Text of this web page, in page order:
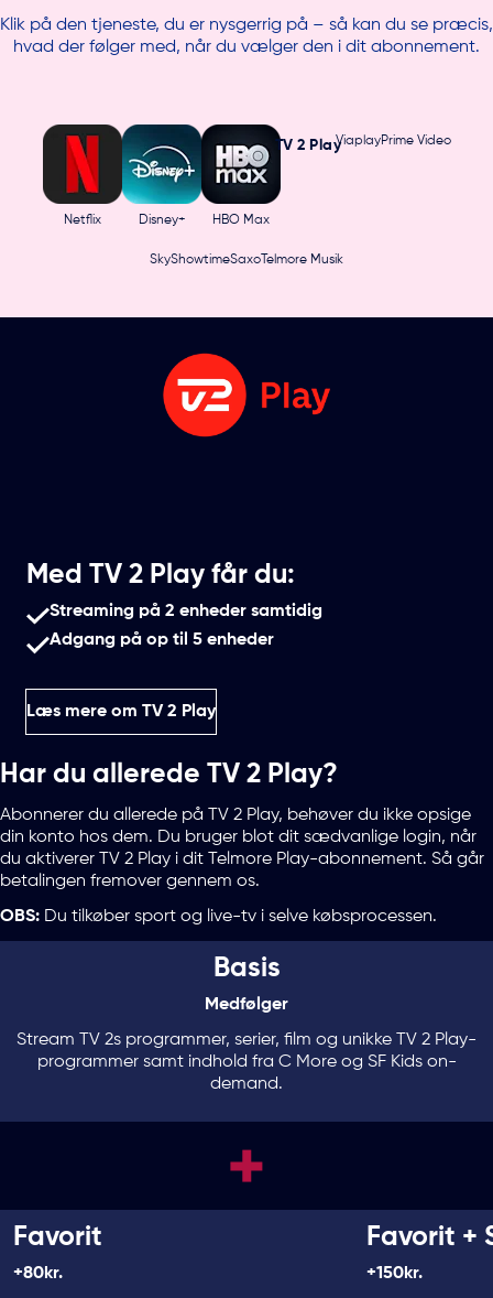
Klik på den tjeneste, du er nysgerrig på – så kan du se præcis,
hvad der følger med, når du vælger den i dit abonnement.
Netflix Disney+ HBO Max
TV 2 PlayViaplayPrime Video
SkyShowtimeSaxo Telmore Musik
Med TV 2 Play får du:
Streaming på 2 enheder samtidig
Adgang på op til 5 enheder
Læs mere om TV 2 Play
Har du allerede TV 2 Play?
Abonnerer du allerede på TV 2 Play, behøver du ikke opsige
din konto hos dem. Du bruger blot dit sædvanlige login, når
du aktiverer TV 2 Play i dit Telmore Play-abonnement. Så går
betalingen fremover gennem os.
OBS: Du tilkøber sport og live-tv i selve købsprocessen.
Basis
Medfølger
Stream TV 2s programmer, serier, film og unikke TV 2 Play-
programmer samt indhold fra C More og SF Kids on-
demand.
Favorit
+80kr.
Favorit +
+150kr.